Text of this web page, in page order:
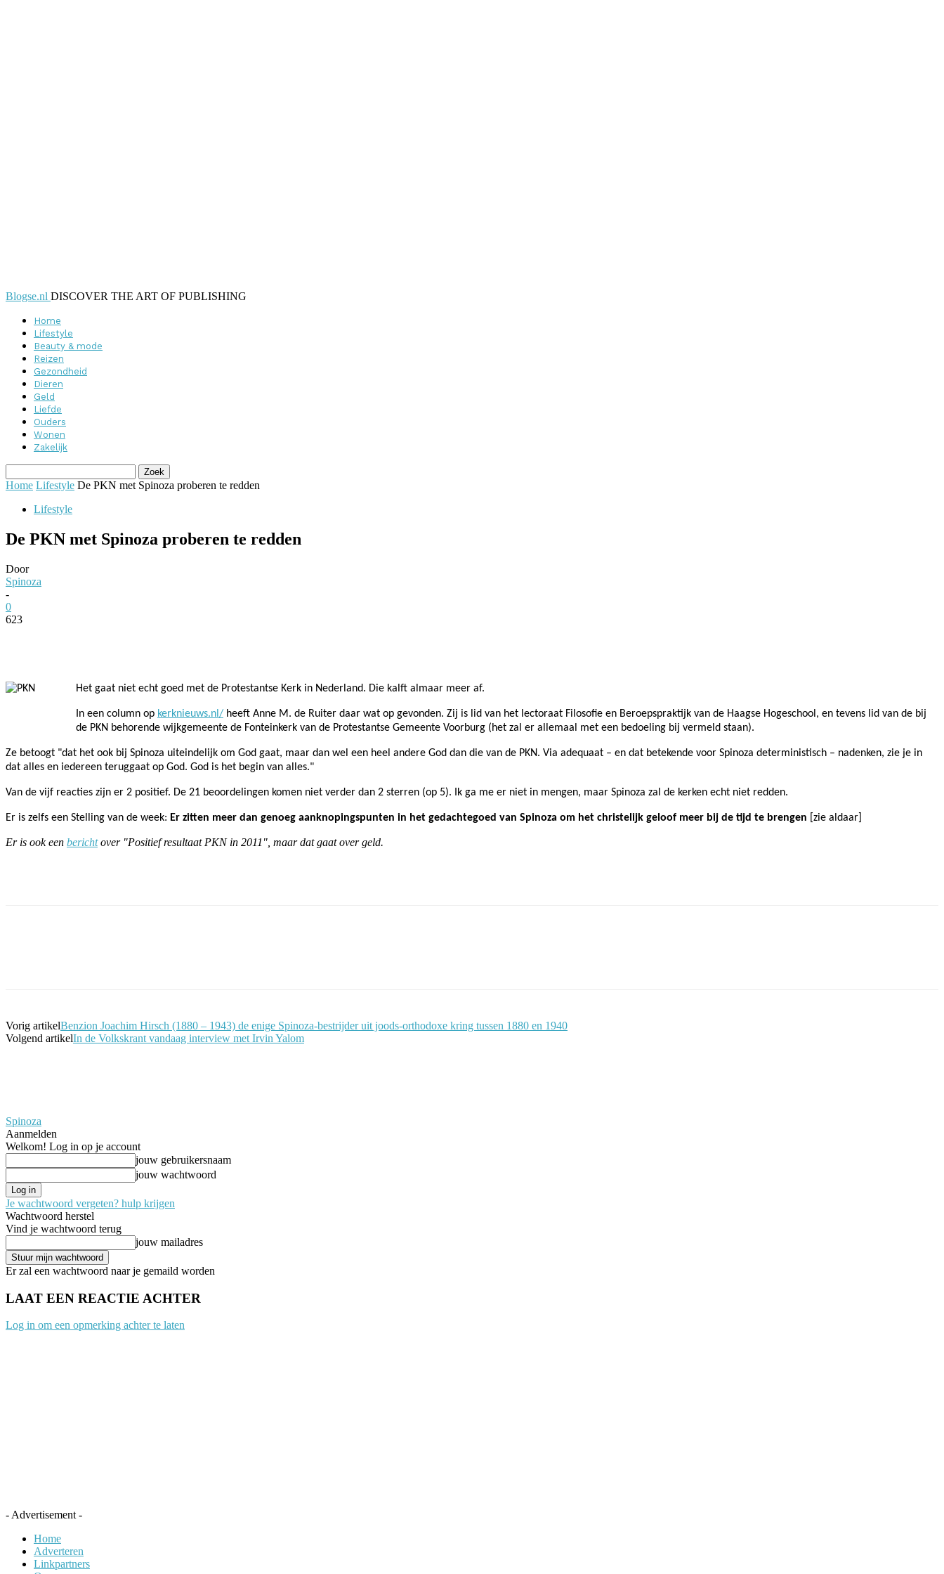
Blogse.nl DISCOVER THE ART OF PUBLISHING
Home
Lifestyle
Beauty & mode
Reizen
Gezondheid
Dieren
Geld
Liefde
Ouders
Wonen
Zakelijk
Home Lifestyle De PKN met Spinoza proberen te redden
Lifestyle
De PKN met Spinoza proberen te redden
Door
Spinoza
-
0
623
Het gaat niet echt goed met de Protestantse Kerk in Nederland. Die kalft almaar meer af.
In een column op kerknieuws.nl/ heeft Anne M. de Ruiter daar wat op gevonden. Zij is lid van het lectoraat Filosofie en Beroepspraktijk van de Haagse Hogeschool, en tevens lid van de bij
de PKN behorende wijkgemeente de Fonteinkerk van de Protestantse Gemeente Voorburg (het zal er allemaal met een bedoeling bij vermeld staan).
Ze betoogt "dat het ook bij Spinoza uiteindelijk om God gaat, maar dan wel een heel andere God dan die van de PKN. Via adequaat – en dat betekende voor Spinoza deterministisch – nadenken, zie je in
dat alles en iedereen teruggaat op God. God is het begin van alles."
Van de vijf reacties zijn er 2 positief. De 21 beoordelingen komen niet verder dan 2 sterren (op 5). Ik ga me er niet in mengen, maar Spinoza zal de kerken echt niet redden.
Er is zelfs een Stelling van de week: Er zitten meer dan genoeg aanknopingspunten in het gedachtegoed van Spinoza om het christelijk geloof meer bij de tijd te brengen [zie aldaar]
Er is ook een berichtover "Positief resultaat PKN in 2011", maar dat gaat over geld.
Vorig artikelBenzion Joachim Hirsch (1880 – 1943) de enige Spinoza-bestrijder uit joods-orthodoxe kring tussen 1880 en 1940
Volgend artikelIn de Volkskrant vandaag interview met Irvin Yalom
Spinoza
Aanmelden
Welkom! Log in op je account
jouw gebruikersnaam
jouw wachtwoord
Je wachtwoord vergeten? hulp krijgen
Wachtwoord herstel
Vind je wachtwoord terug
jouw mailadres
Er zal een wachtwoord naar je gemaild worden
LAAT EEN REACTIE ACHTER
Log in om een opmerking achter te laten
- Advertisement -
Home
Adverteren
Linkpartners